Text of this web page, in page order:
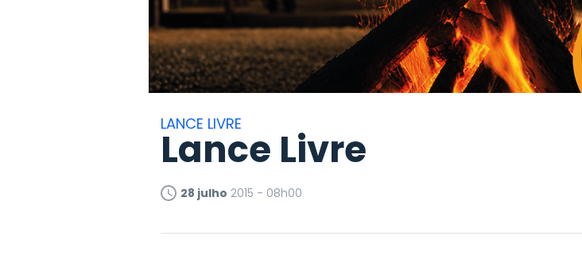
LANCE LIVRE
Lance Livre
28 julho 2015 - 08h00